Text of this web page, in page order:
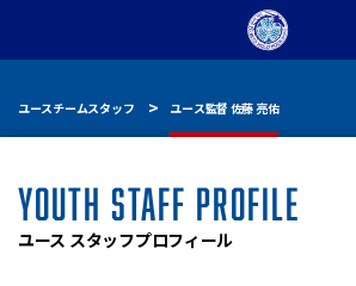
ユースチームスタッフ ユース監督 佐藤 亮佑
YOUTH STAFF PROFILE
ユース スタッフプロフィール